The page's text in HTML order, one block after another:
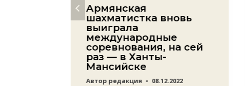
Армянская
шахматистка вновь
выиграла
международные
соревнования, на сей
раз — в Ханты-
Мансийске
Автор редакция 08.12.2022